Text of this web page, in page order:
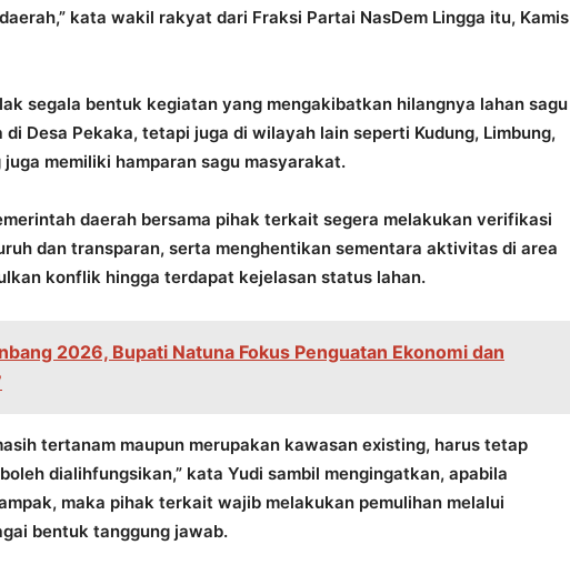
kata wakil rakyat dari Fraksi Partai NasDem Lingga itu, Kamis
segala bentuk kegiatan yang mengakibatkan hilangnya lahan sagu
Desa Pekaka, tetapi juga di wilayah lain seperti Kudung, Limbung,
memiliki hamparan sagu masyarakat.
daerah bersama pihak terkait segera melakukan verifikasi
dan transparan, serta menghentikan sementara aktivitas di area
konflik hingga terdapat kejelasan status lahan.
2026, Bupati Natuna Fokus Penguatan Ekonomi dan
tertanam maupun merupakan kawasan existing, harus tetap
dialihfungsikan,” kata Yudi sambil mengingatkan, apabila
maka pihak terkait wajib melakukan pemulihan melalui
bentuk tanggung jawab.